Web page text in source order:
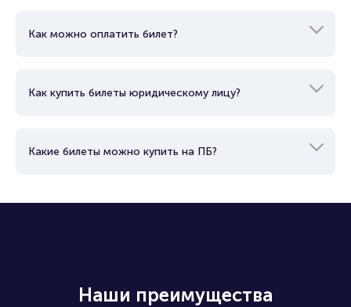
Как можно оплатить билет?
Как купить билеты юридическому лицу?
Какие билеты можно купить на ПБ?
Наши преимущества